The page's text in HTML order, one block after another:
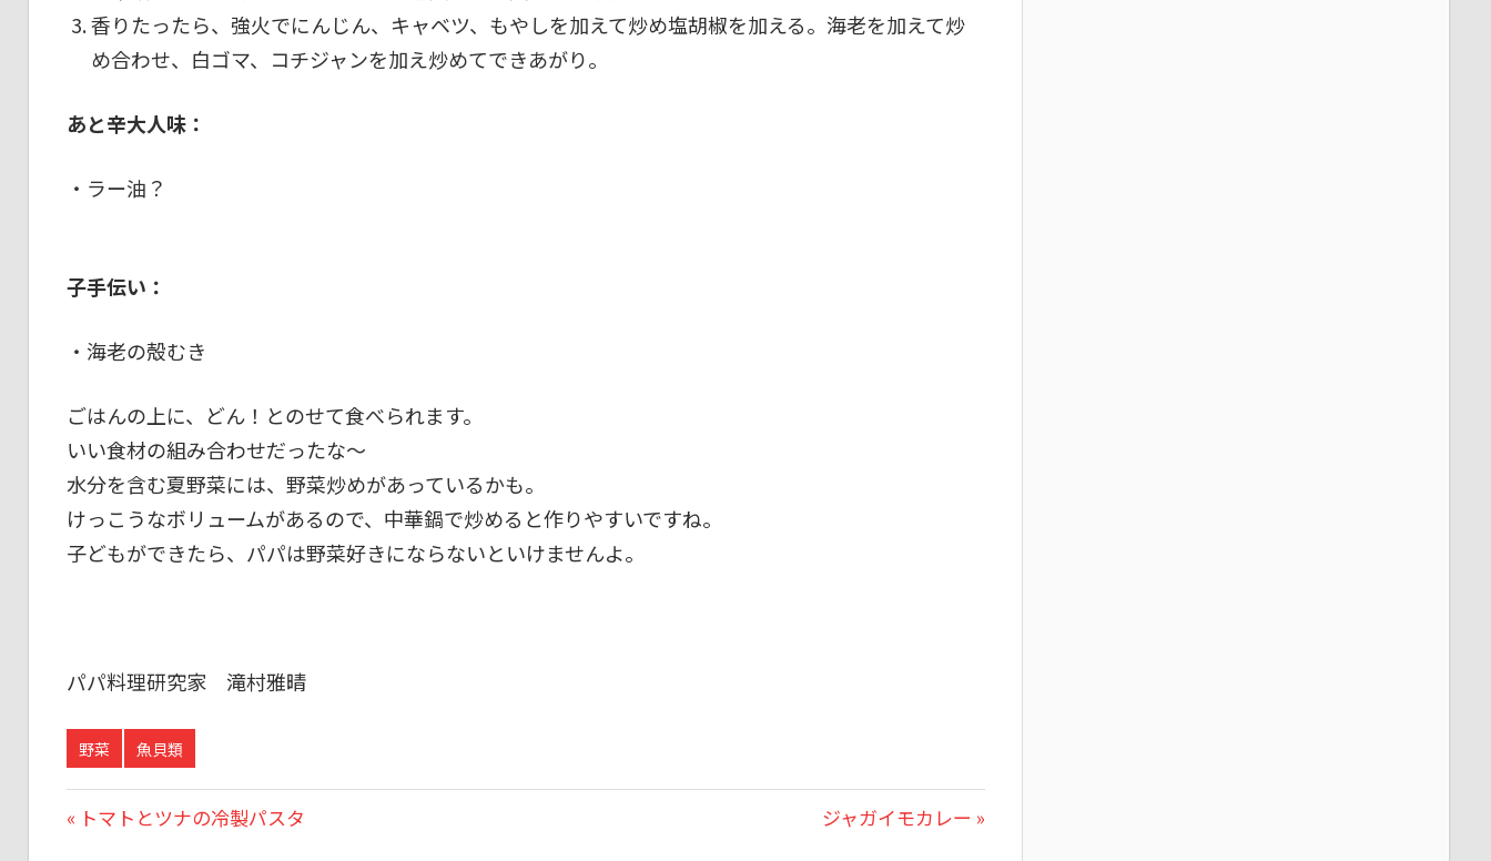
香りたったら、強火でにんじん、キャベツ、もやしを加えて炒め塩胡椒を加える。海老を加えて炒
め合わせ、白ゴマ、コチジャンを加え炒めてできあがり。
あと辛大人味：
・ラー油？
子手伝い：
・海老の殻むき
ごはんの上に、どん！とのせて食べられます。
いい食材の組み合わせだったな～
水分を含む夏野菜には、野菜炒めがあっているかも。
けっこうなボリュームがあるので、中華鍋で炒めると作りやすいですね。
子どもができたら、パパは野菜好きにならないといけませんよ。
パパ料理研究家 滝村雅晴
野菜 魚貝類
投
前
トマトとツナの冷製パスタ
次
ジャガイモカレー